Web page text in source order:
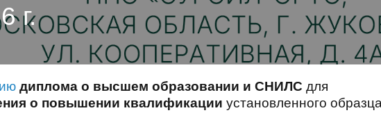
г.
диплома о высшем образовании и СНИЛС для
о повышении квалификации установленного